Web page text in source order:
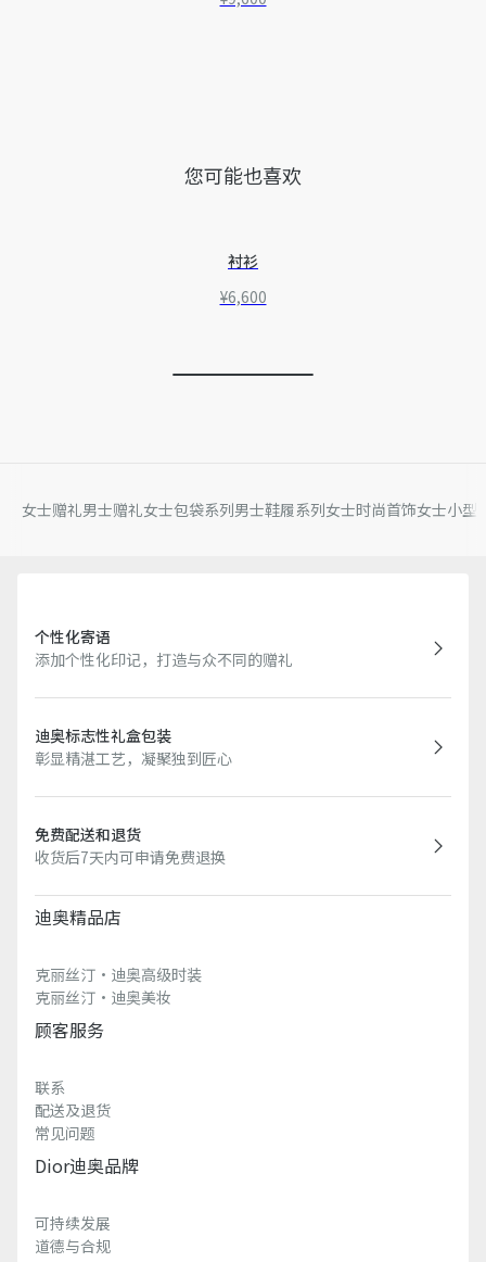
您可能也喜欢
衬衫
¥6,600
女士赠礼男士赠礼女士包袋系列男士鞋履系列女士时尚首饰女士小型
个性化寄语
添加个性化印记，打造与众不同的赠礼
迪奥标志性礼盒包装
彰显精湛工艺，凝聚独到匠心
免费配送和退货
收货后7天内可申请免费退换
迪奥精品店
克丽丝汀·迪奥高级时装
克丽丝汀·迪奥美妆
顾客服务
联系
配送及退货
常见问题
Dior迪奥品牌
可持续发展
道德与合规